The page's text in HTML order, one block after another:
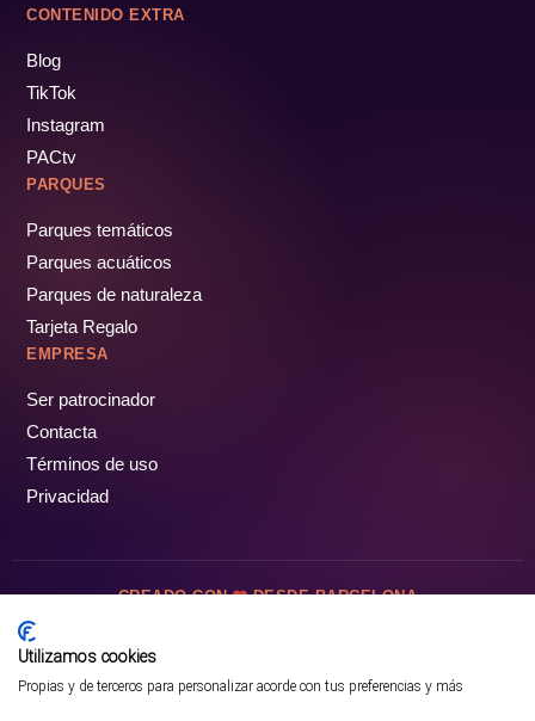
CONTENIDO EXTRA
Blog
TikTok
Instagram
PACtv
PARQUES
Parques temáticos
Parques acuáticos
Parques de naturaleza
Tarjeta Regalo
EMPRESA
Ser patrocinador
Contacta
Términos de uso
Privacidad
CREADO CON DESDE BARCELONA
Utilizamos cookies
Propias y de terceros para personalizar acorde con tus preferencias y más